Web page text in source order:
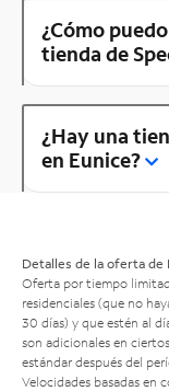
¿Cómo
tienda de
¿Hay una
en Eunice?
Detalles de la oferta
Oferta por tiempo
residenciales (que no
30 días) y que estén al
son adicionales en
estándar después del
Velocidades basadas en